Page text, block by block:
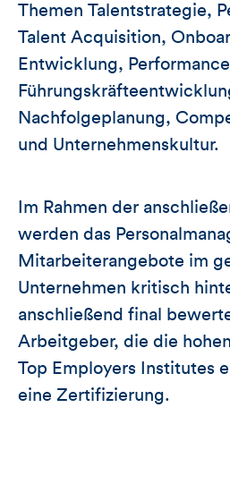
Themen Talentstrategie,
Talent Acquisition,
Entwicklung,
Nachfolgeplanung,
und Unternehmenskultur.
Im Rahmen der
werden das
Mitarbeiterangebote im
Unternehmen kritisch
anschließend final
Arbeitgeber, die die
Top Employers Institutes
eine Zertifizierung.